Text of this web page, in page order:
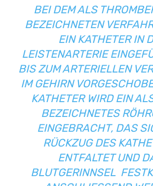
BEI DEM ALS
BEZEICHNETEN
EIN KATHETER IN
LEISTENARTERIE
BIS ZUM ARTERIELLEN
IM GEHIRN
KATHETER WIRD EIN
BEZEICHNETES
EINGEBRACHT, DAS
RÜCKZUG DES
ENTFALTET UND
BLUTGERINNSEL